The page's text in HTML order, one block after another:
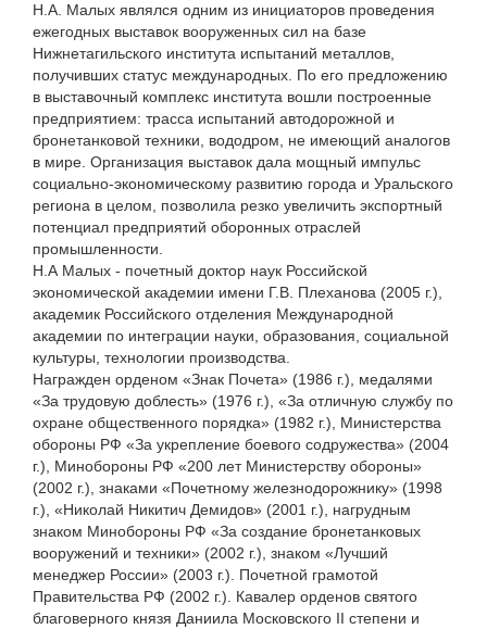
Н.А. Малых являлся одним из инициаторов проведения
ежегодных выставок вооруженных сил на базе
Нижнетагильского института испытаний металлов,
получивших статус международных. По его предложению
в выставочный комплекс института вошли построенные
предприятием: трасса испытаний автодорожной и
бронетанковой техники, вододром, не имеющий аналогов
в мире. Организация выставок дала мощный импульс
социально-экономическому развитию города и Уральского
региона в целом, позволила резко увеличить экспортный
потенциал предприятий оборонных отраслей
промышленности.
Н.А Малых - почетный доктор наук Российской
экономической академии имени Г.В. Плеханова (2005 г.),
академик Российского отделения Международной
академии по интеграции науки, образования, социальной
культуры, технологии производства.
Награжден орденом «Знак Почета» (1986 г.), медалями
«За трудовую доблесть» (1976 г.), «За отличную службу по
охране общественного порядка» (1982 г.), Министерства
обороны РФ «За укрепление боевого содружества» (2004
г.), Минобороны РФ «200 лет Министерству обороны»
(2002 г.), знаками «Почетному железнодорожнику» (1998
г.), «Николай Никитич Демидов» (2001 г.), нагрудным
знаком Минобороны РФ «За создание бронетанковых
вооружений и техники» (2002 г.), знаком «Лучший
менеджер России» (2003 г.). Почетной грамотой
Правительства РФ (2002 г.). Кавалер орденов святого
благоверного князя Даниила Московского II степени и